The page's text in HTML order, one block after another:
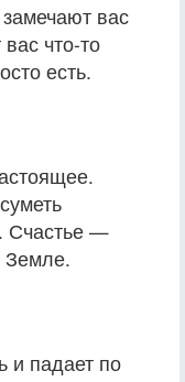
вас
что-то
есть.
Счастье —
Земле.
и падает по